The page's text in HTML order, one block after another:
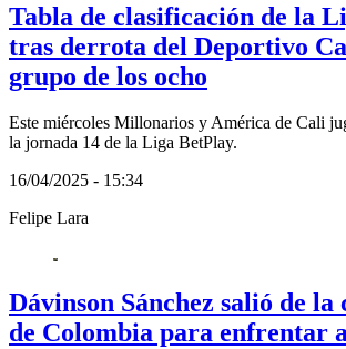
Tabla de clasificación de la
tras derrota del Deportivo
grupo de los ocho
Este miércoles Millonarios y América de Cali
la jornada 14 de la Liga BetPlay.
16/04/2025 - 15:34
Felipe Lara
Dávinson Sánchez salió de
de Colombia para enfrentar